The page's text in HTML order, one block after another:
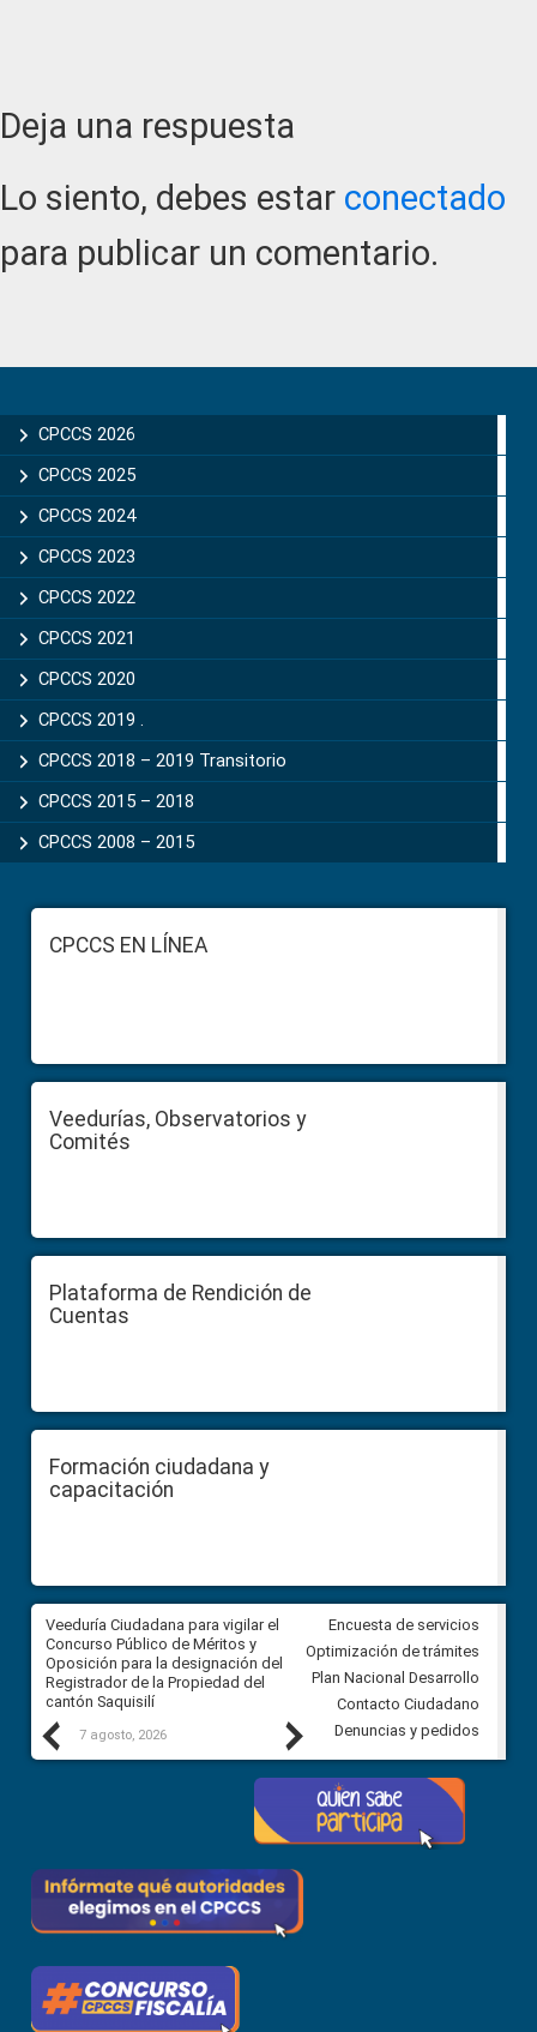
Reader
Interactions
Deja una respuesta
Lo siento, debes estar conectado
para publicar un comentario.
Sidebar
CPCCS 2026
CPCCS 2025
CPCCS 2024
CPCCS 2023
CPCCS 2022
CPCCS 2021
CPCCS 2020
CPCCS 2019 .
CPCCS 2018 – 2019 Transitorio
CPCCS 2015 – 2018
CPCCS 2008 – 2015
FooterCPCCS EN LÍNEA
Veedurías, Observatorios y
Comités
Plataforma de Rendición de
Cuentas
Formación ciudadana y
capacitación
Previous
Veeduría Ciudadana para vigilar el
Concurso Público de Méritos y
Oposición para la designación del
Registrador de la Propiedad del
cantón Saquisilí
7 agosto, 2026
Veeduría Ciudadana para
construcción del asfaltado de
Ballenita del cantón Santa
7 agosto, 2026
Next
Encuesta de servicios
Optimización de trámites
Plan Nacional Desarrollo
Contacto Ciudadano
Denuncias y pedidos